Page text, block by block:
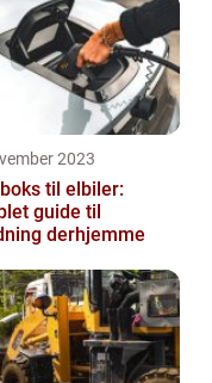
2023
til elbiler:
guide til
derhjemme